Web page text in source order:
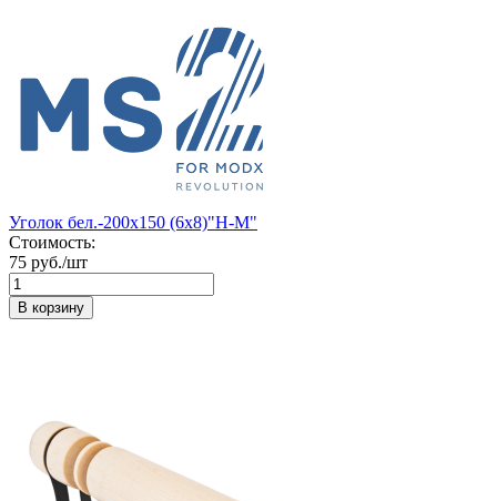
Уголок бел.-200х150 (6х8)"Н-М"
Стоимость:
75 руб./шт
В корзину